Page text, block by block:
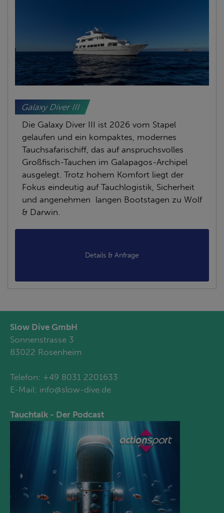
Galaxy Diver III
Die Galaxy Diver III ist 2026 vom Stapel
gelaufen und ein kompaktes, modernes
Tauchsafarischiff, das auf anspruchsvolles
Großfisch-Tauchen im Galapagos-Archipel
ausgelegt. Trotz hohem Komfort liegt der
Fokus eindeutig auf Tauchlogistik, Sicherheit
und angenehmen langen Bootstagen zu Wolf
& Darwin.
Details & Anfrage
Slow Dive GmbH
Sonnenstrasse 3
83022 Rosenheim
Telefon: +49 8031 2201633
E-Mail: info@slow-dive.de
Tauchtalk - Der Podcast